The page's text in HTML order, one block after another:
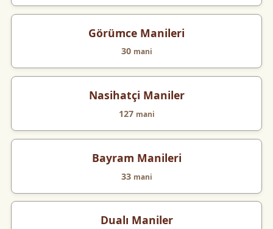
Görümce Manileri
30 mani
Nasihatçi Maniler
127 mani
Bayram Manileri
33 mani
Dualı Maniler